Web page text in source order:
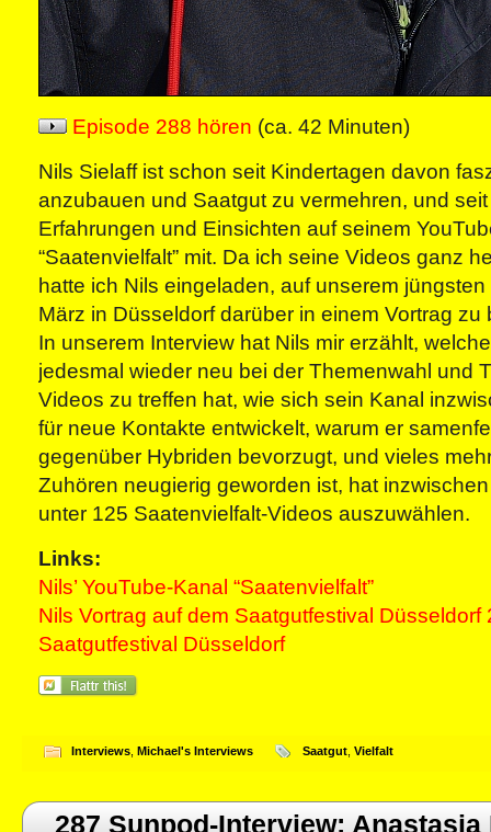
Episode 288 hören (ca. 42 Minuten)
Nils Sielaff ist schon seit Kindertagen davon
anzubauen und Saatgut zu vermehren, und
Erfahrungen und Einsichten auf seinem
“Saatenvielfalt” mit. Da ich seine Videos ganz
hatte ich Nils eingeladen, auf unserem
März in Düsseldorf darüber in einem Vortrag zu
In unserem Interview hat Nils mir erzählt,
jedesmal wieder neu bei der Themenwahl und
Videos zu treffen hat, wie sich sein Kanal
für neue Kontakte entwickelt, warum er
gegenüber Hybriden bevorzugt, und vieles
Zuhören neugierig geworden ist, hat
unter 125 Saatenvielfalt-Videos auszuwählen.
Links:
Nils’ YouTube-Kanal “Saatenvielfalt”
Nils Vortrag auf dem Saatgutfestival Düsseldorf
Saatgutfestival Düsseldorf
Interviews Michael's Interviews Saatgut Vielfalt
287 Sunpod-Interview: Anastasia